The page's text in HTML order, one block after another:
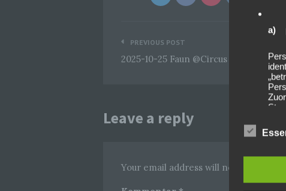
Beitragsnavigation
PREVIOUS POST
2025-10-25 Faun @Circus Krone
Leave a reply
Your email address will not be
a)